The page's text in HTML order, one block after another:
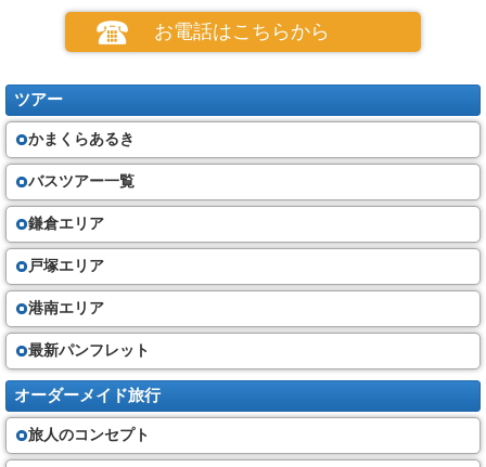
お電話はこちらから
ツアー
かまくらあるき
バスツアー一覧
鎌倉エリア
戸塚エリア
港南エリア
最新パンフレット
オーダーメイド旅行
旅人のコンセプト